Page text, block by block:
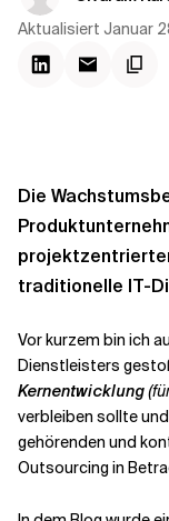
Aktualisiert Januar
Die
traditionelle IT-
Vor kurzem bin ich
Dienstleisters
Kernentwicklung
verbleiben sollte
gehörenden und
Outsourcing in